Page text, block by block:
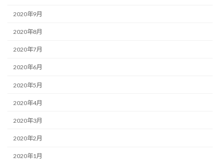
2020年9月
2020年8月
2020年7月
2020年6月
2020年5月
2020年4月
2020年3月
2020年2月
2020年1月